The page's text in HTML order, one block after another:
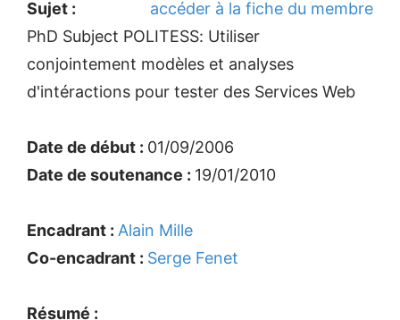
accéder à la fiche du membre
Sujet :
PhD Subject POLITESS: Utiliser
conjointement modèles et analyses
d'intéractions pour tester des Services Web
Date de début : 01/09/2006
Date de soutenance : 19/01/2010
Encadrant : Alain Mille
Co-encadrant : Serge Fenet
Résumé :